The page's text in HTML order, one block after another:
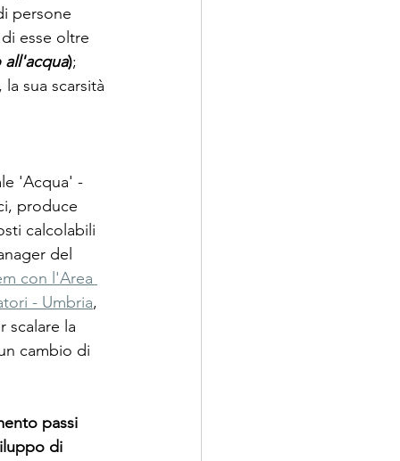
persone
esse oltre
all'acqua);
sua scarsità
'Acqua' -
produce
calcolabili
del
con l'Area
- Umbria,
scalare la
cambio di
passi
di